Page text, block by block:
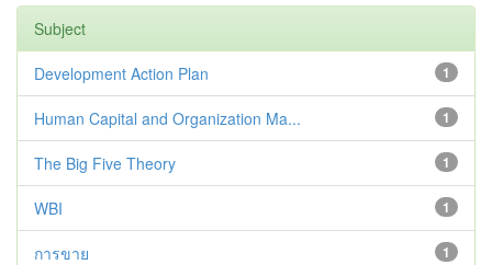
Subject
1
Development Action Plan
1
Human Capital and Organization Ma...
1
The Big Five Theory
1
WBI
1
การขาย